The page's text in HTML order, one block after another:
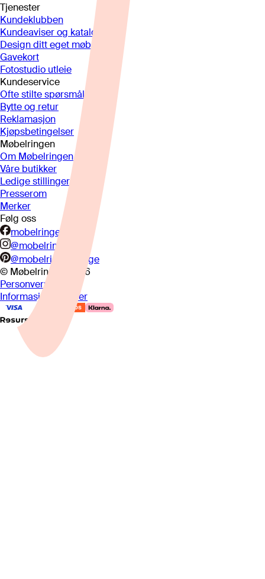
Tjenester
Kundeklubben
Kundeaviser og kataloger
Design ditt eget møbel
Gavekort
Fotostudio utleie
Kundeservice
Ofte stilte spørsmål
Bytte og retur
Reklamasjon
Kjøpsbetingelser
Møbelringen
Om Møbelringen
Våre butikker
Ledige stillinger
Presserom
Merker
Følg oss
mobelringen.no
@mobelringen
@mobelringennorge
© Møbelringen
2026
Personvern
Informasjonskapsler